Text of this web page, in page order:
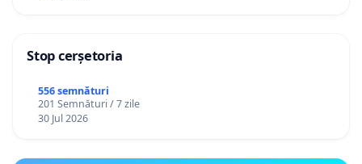
Stop cerșetoria
556 semnături
201 Semnături / 7 zile
30 Jul 2026